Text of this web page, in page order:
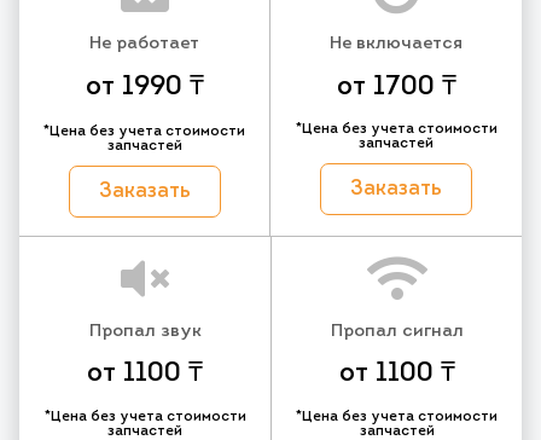
Не работает
от 1990 ₸
*Цена без учета стоимости
запчастей
Заказать
Не включается
от 1700 ₸
*Цена без учета стоимости
запчастей
Заказать
Пропал звук
от 1100 ₸
*Цена без учета стоимости
запчастей
Пропал сигнал
от 1100 ₸
*Цена без учета стоимости
запчастей